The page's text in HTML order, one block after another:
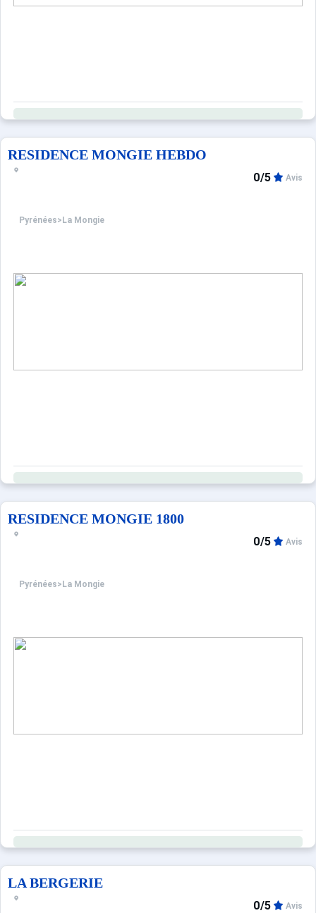
RESIDENCE MONGIE HEBDO
Pyrénées> La Mongie
0/5 Avis
RESIDENCE MONGIE 1800
Pyrénées> La Mongie
0/5 Avis
LA BERGERIE
0/5 Avis